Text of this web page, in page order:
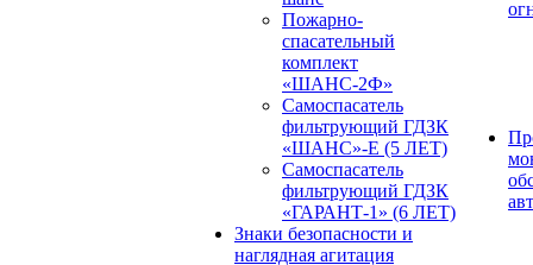
Пожарно-
спасательный
комплект
«ШАНС-2Ф»
Самоспасатель
фильтрующий ГДЗК
«ШАНС»-Е (5 ЛЕТ)
Самоспасатель
фильтрующий ГДЗК
«ГАРАНТ-1» (6 ЛЕТ)
Знаки безопасности и
наглядная агитация